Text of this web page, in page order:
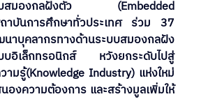
บบสมองกลฝังตัว (Embedded
าบันการศึกษาทั่วประเทศ ร่วม 37
าบุคลากรทางด้านระบบสมองกลฝัง
เล็กทรอนิกส์ หวังยกระดับไปสู่
มรู้(Knowledge Industry) แห่งใหม่
องความต้องการ และสร้างมูลเพิ่มให้